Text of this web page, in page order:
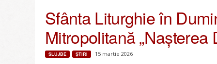
Sfânta Liturghie în
Mitropolitană
SLUJBE ŞTIRI 15 martie 2026